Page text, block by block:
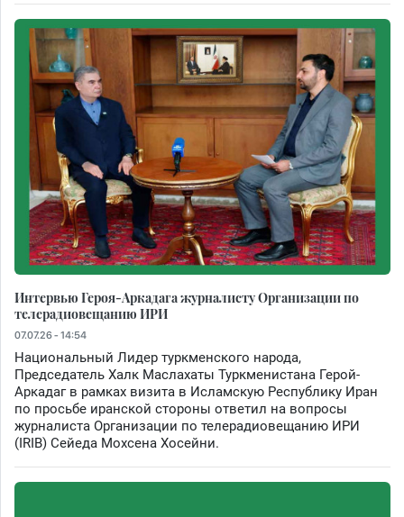
Интервью Героя-Аркадага журналисту Организации по
телерадиовещанию ИРИ
07.07.26 - 14:54
Национальный Лидер туркменского народа,
Председатель Халк Маслахаты Туркменистана Герой-
Аркадаг в рамках визита в Исламскую Республику Иран
по просьбе иранской стороны ответил на вопросы
журналиста Организации по телерадиовещанию ИРИ
(IRIB) Сейеда Мохсена Хосейни.